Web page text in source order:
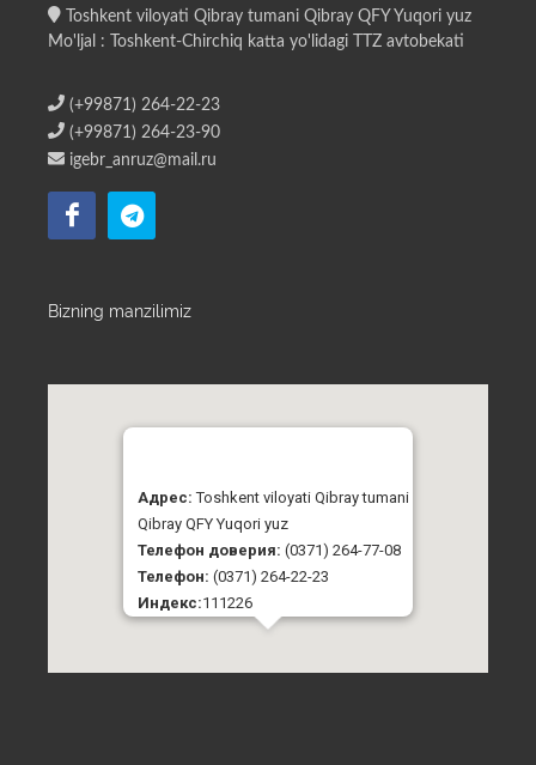
Toshkent viloyati Qibray tumani Qibray QFY Yuqori yuz
Mo'ljal : Toshkent-Chirchiq katta yo'lidagi TTZ avtobekati
(+99871) 264-22-23
(+99871) 264-23-90
igebr_anruz@mail.ru
Bizning manzilimiz
Адрес:Toshkent viloyati Qibray tumani
Qibray QFY Yuqori yuz
Телефон доверия: (0371) 264-77-08
Телефон: (0371) 264-22-23
Индекс:111226